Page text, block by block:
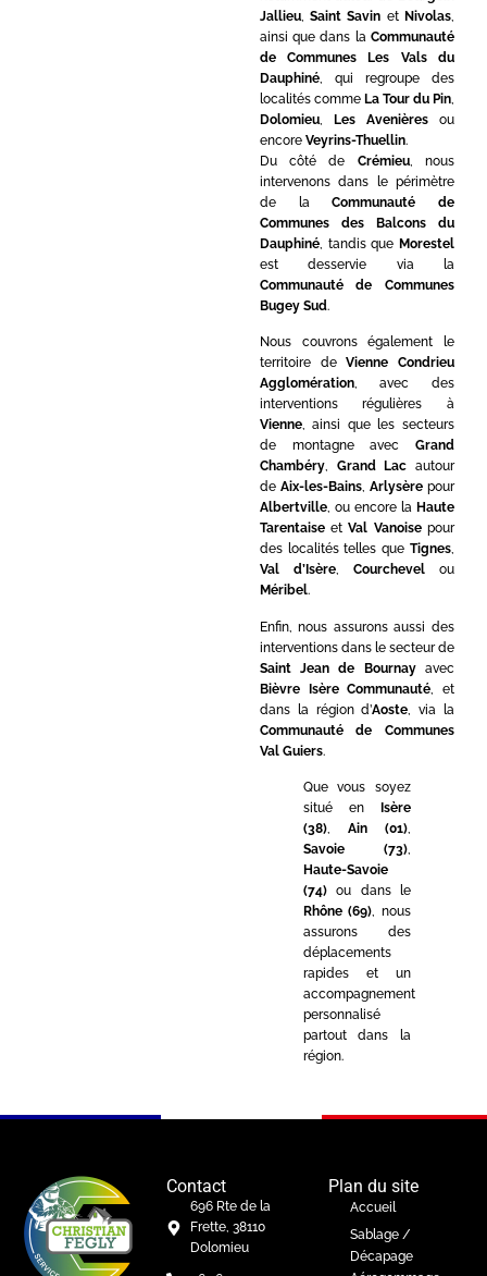
Jallieu,Saint Savin et Nivolas
ainsi que dans la Communauté
de Communes Les Vals du
Dauphiné, qui regroupe des
localités comme La Tour du Pin
Dolomieu, Les Avenièresou
encore Veyrins-Thuellin.
Du côté de Crémieu, nous
intervenons dans le périmètre
de laCommunauté de
Communes des Balcons du
Dauphiné, tandis que Morestel
est desservie via la
Communauté de Communes
Bugey Sud.
Nous couvrons également le
territoire deVienne Condrieu
Agglomération, avec des
interventions régulières à
Vienne, ainsi que les secteurs
de montagne avec Grand
Chambéry, Grand Lac autour
de Aix-les-Bains, Arlysèrepour
Albertville, ou encore la Haute
TarentaiseetVal Vanoisepour
des localités telles que Tignes,
Val d’Isère, Courchevelou
Méribel.
Enfin, nous assurons aussi des
interventions dans le secteur de
Saint Jean de Bournayavec
Bièvre Isère Communauté , et
dans la région d’Aoste , via la
Communauté de Communes
Val Guiers.
Que vous soyez
situé en
Isère
(38), Ain (01),
Savoie (73),
Haute-Savoie
(74)ou dans le
Rhône (69), nous
assurons des
déplacements
rapides et un
accompagnement
personnalisé
partout dans la
région.
Contact
696 Rte de la
Frette, 38110
Dolomieu
Plan du site
Accueil
Sablage /
Décapage